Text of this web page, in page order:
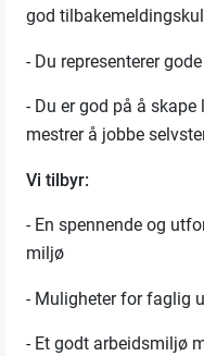
god
- Du representerer
- Du er god på å
mestrer å jobbe
Vi tilbyr:
- En spennende og
miljø
- Muligheter for faglig
- Et godt arbeidsmiljø